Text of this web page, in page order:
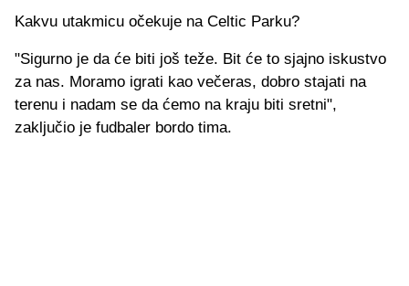
Kakvu utakmicu očekuje na Celtic Parku?
"Sigurno je da će biti još teže. Bit će to sjajno iskustvo
za nas. Moramo igrati kao večeras, dobro stajati na
terenu i nadam se da ćemo na kraju biti sretni",
zaključio je fudbaler bordo tima.